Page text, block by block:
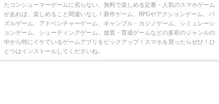
たコンシューマーゲームに劣らない、無料で楽しめる定番・人気のスマホゲーム
があれば、楽しめること間違いなし！新作ゲーム、RPGやアクションゲーム、パ
ズルゲーム、アドベンチャーゲーム、ギャンブル・カジノゲーム、シミュレーシ
ョンゲーム、シューティングゲーム、放置・育成ゲームなどの多彩のジャンルの
中から特にイケているゲームアプリをピックアップ！スマホを買ったらぜひ！ひ
とつはインストールしてくださいね。